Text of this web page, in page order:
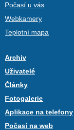
Počasí u vás
Webkamery
Teplotní mapa
Archiv
Uživatelé
Články
Fotogalerie
Aplikace na telefony
Počasí na web